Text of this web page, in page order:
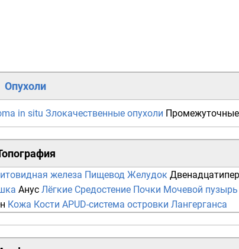
Опухоли
in situ Злокачественные опухоли
железа Пищевод Желудок
Анус Лёгкие Средостение Почки Мочевой пузырь
Кожа Кости APUD-система островки Лангерганса